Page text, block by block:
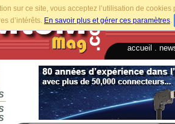
sur ce site, vous acceptez l’utilisation de
d’intérêts. En savoir plus et gérer ces paramètres.
accueil